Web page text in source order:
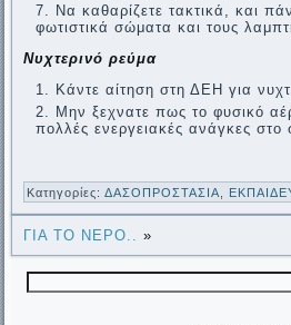
Να καθαρίζετε τακτικά, και
φωτιστικά σώματα και τους
Νυχτερινό ρεύμα
Κάντε αίτηση στη ΔΕΗ για
Μην ξεχνατε πως το φυσικό
πολλές ενεργειακές ανάγκες στο
Κατηγορίες: ΔΑΣΟΠΡΟΣΤΑΣΙΑ
ΓΙΑ ΤΟ ΝΕΡΟ.. »